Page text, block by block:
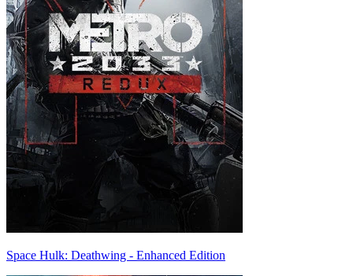
Space Hulk: Deathwing - Enhanced Edition